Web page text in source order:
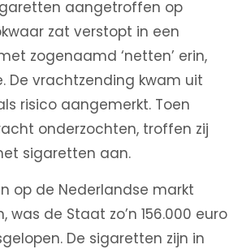
aangetroffen op
zat verstopt in een
zogenaamd ‘netten’ erin,
De vrachtzending kwam uit
risico aangemerkt. Toen
onderzochten, troffen zij
sigaretten aan.
op de Nederlandse markt
was de Staat zo’n 156.000 euro
De sigaretten zijn in